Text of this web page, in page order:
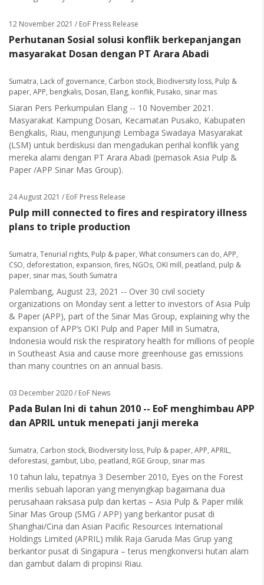
12 November 2021 / EoF Press Release
Perhutanan Sosial solusi konflik berkepanjangan
masyarakat Dosan dengan PT Arara Abadi
Sumatra, Lack of governance, Carbon stock, Biodiversity loss, Pulp &
paper, APP, bengkalis, Dosan, Elang, konflik, Pusako, sinar mas
Siaran Pers Perkumpulan Elang -- 10 November 2021.
Masyarakat Kampung Dosan, Kecamatan Pusako, Kabupaten
Bengkalis, Riau, mengunjungi Lembaga Swadaya Masyarakat
(LSM) untuk berdiskusi dan mengadukan perihal konflik yang
mereka alami dengan PT Arara Abadi (pemasok Asia Pulp &
Paper /APP Sinar Mas Group).
24 August 2021 / EoF Press Release
Pulp mill connected to fires and respiratory illness
plans to triple production
Sumatra, Tenurial rights, Pulp & paper, What consumers can do, APP,
CSO, deforestation, expansion, fires, NGOs, OKI mill, peatland, pulp &
paper, sinar mas, South Sumatra
Palembang, August 23, 2021 -- Over 30 civil society
organizations on Monday sent a letter to investors of Asia Pulp
& Paper (APP), part of the Sinar Mas Group, explaining why the
expansion of APP’s OKI Pulp and Paper Mill in Sumatra,
Indonesia would risk the respiratory health for millions of people
in Southeast Asia and cause more greenhouse gas emissions
than many countries on an annual basis.
03 December 2020/ EoF News
Pada Bulan Ini di tahun 2010 -- EoF menghimbau APP
dan APRIL untuk menepati janji mereka
Sumatra, Carbon stock, Biodiversity loss, Pulp & paper, APP, APRIL,
deforestasi, gambut, Libo, peatland, RGE Group, sinar mas
10 tahun lalu, tepatnya 3 Desember 2010, Eyes on the Forest
merilis sebuah laporan yang menyingkap bagaimana dua
perusahaan raksasa pulp dan kertas – Asia Pulp & Paper milik
Sinar Mas Group (SMG / APP) yang berkantor pusat di
Shanghai/Cina dan Asian Pacific Resources International
Holdings Limited (APRIL) milik Raja Garuda Mas Grup yang
berkantor pusat di Singapura – terus mengkonversi hutan alam
dan gambut dalam di propinsi Riau.